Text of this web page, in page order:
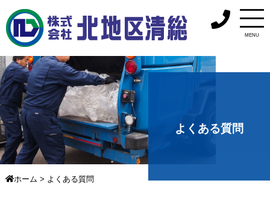
MENU
よくある質問
ホーム > よくある質問